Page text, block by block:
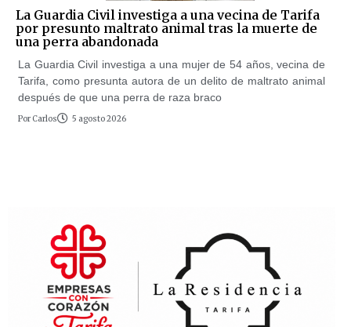
La Guardia Civil investiga a una vecina de Tarifa
por presunto maltrato animal tras la muerte de
una perra abandonada
La Guardia Civil investiga a una mujer de 54 años, vecina de
Tarifa, como presunta autora de un delito de maltrato animal
después de que una perra de raza braco
Por Carlos 5 agosto 2026